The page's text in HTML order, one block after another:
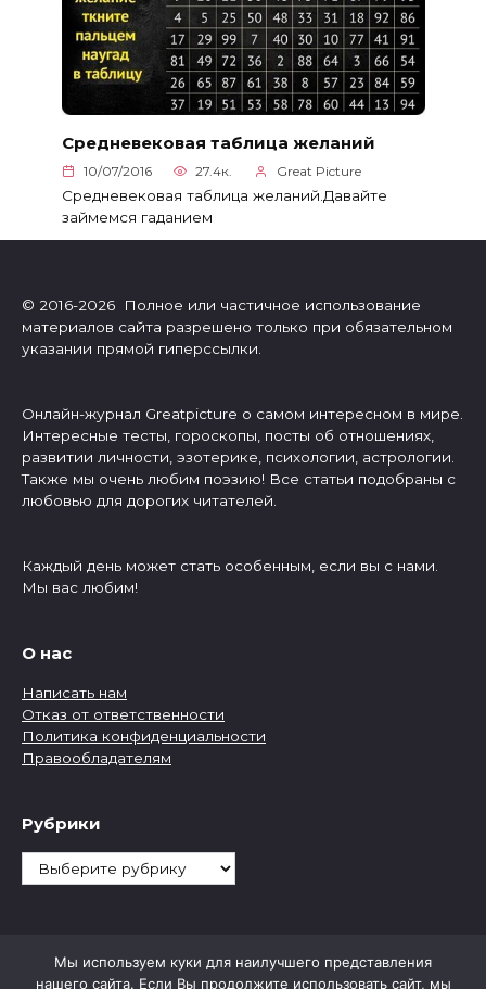
Средневековая таблица желаний
10/07/2016 27.4к. Great Picture
Средневековая таблица желаний.Давайте
займемся гаданием
© 2016-2026 Полное или частичное использование
материалов сайта разрешено только при обязательном
указании прямой гиперссылки.
Онлайн-журнал Greatpicture о самом интересном в мире.
Интересные тесты, гороскопы, посты об отношениях,
развитии личности, эзотерике, психологии, астрологии.
Также мы очень любим поэзию! Все статьи подобраны с
любовью для дорогих читателей.
Каждый день может стать особенным, если вы с нами.
Мы вас любим!
О нас
Написать нам
Отказ от ответственности
Политика конфиденциальности
Правообладателям
Рубрики
Рубрики
Мы используем куки для наилучшего представления
нашего сайта. Если Вы продолжите использовать сайт, мы